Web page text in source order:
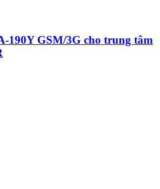
190Y GSM/3G cho trung tâm